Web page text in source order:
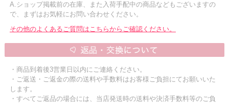
A.ショップ掲載前の在庫、また入荷手配中の商品などもございますの
で、まずはお気軽にお問い合わせください。
その他のよくあるご質問はこちらからご確認ください。
・商品到着後3営業日以内にご連絡ください。
・ご返送・ご返金の際の送料や手数料はお客様ご負担にてお願いいた
します。
・すべてご返品の場合には、当店発送時の送料や決済手数料等のご負